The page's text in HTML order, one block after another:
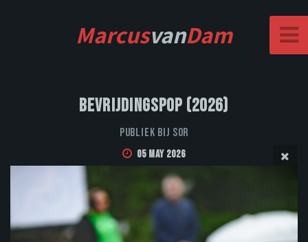
MarcusvanDam
Bevrijdingspop (2026)
Publiek bij Sor
05 May 2026